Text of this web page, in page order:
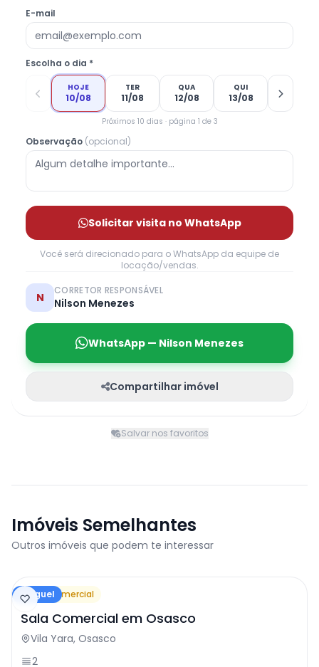
E-mail
Escolha o dia *
HOJE
10/08
TER
11/08
QUA
12/08
QUI
13/08
Próximos 10 dias · página 1 de 3
Observação (opcional)
Solicitar visita no WhatsApp
Você será direcionado para o WhatsApp da equipe de
locação/vendas.
N
CORRETOR RESPONSÁVEL
Nilson Menezes
WhatsApp — Nilson Menezes
Compartilhar imóvel
Salvar nos favoritos
Imóveis Semelhantes
Outros imóveis que podem te interessar
Aluguel
Sala Comercial
Sala Comercial em Osasco
Vila Yara, Osasco
2